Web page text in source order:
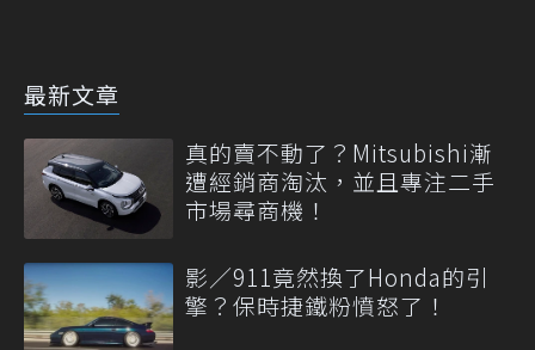
最新文章
真的賣不動了？Mitsubishi漸
遭經銷商淘汰，並且專注二手
市場尋商機！
影／911竟然換了Honda的引
擎？保時捷鐵粉憤怒了！